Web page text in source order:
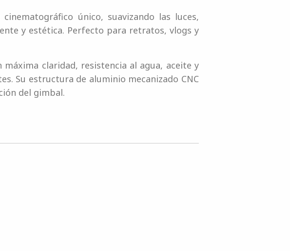
único, suavizando las luces,
y estética. Perfecto para retratos, vlogs y
claridad, resistencia al agua, aceite y
Su estructura de aluminio mecanizado CNC
del gimbal.